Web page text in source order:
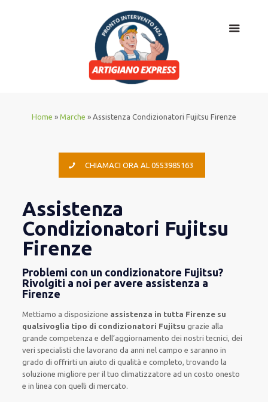
Home » Marche » Assistenza Condizionatori Fujitsu Firenze
CHIAMACI ORA AL 0553985163
Assistenza
Condizionatori Fujitsu
Firenze
Problemi con un condizionatore Fujitsu?
Rivolgiti a noi per avere assistenza a
Firenze
Mettiamo a disposizione assistenza in tutta Firenze su
qualsivoglia tipo di condizionatori Fujitsu grazie alla
grande competenza e dell’aggiornamento dei nostri tecnici, dei
veri specialisti che lavorano da anni nel campo e saranno in
grado di offrirti un aiuto di qualità e completo, trovando la
soluzione migliore per il tuo climatizzatore ad un costo onesto
e in linea con quelli di mercato.